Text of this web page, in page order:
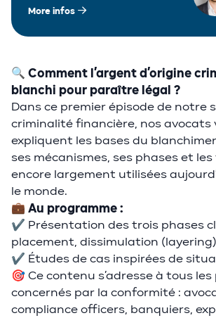
More infos
🔍 Comment l’argent d’origine
blanchi pour paraître légal ?
Dans ce premier épisode de notre
criminalité financière, nos avocats
expliquent les bases du
ses mécanismes, ses phases et
encore largement utilisées
le monde.
💼 Au programme :
✔️ Présentation des trois phases
placement, dissimulation
✔️ Études de cas inspirées de
🎯 Ce contenu s’adresse à tous
concernés par la conformité :
compliance officers, banquiers,